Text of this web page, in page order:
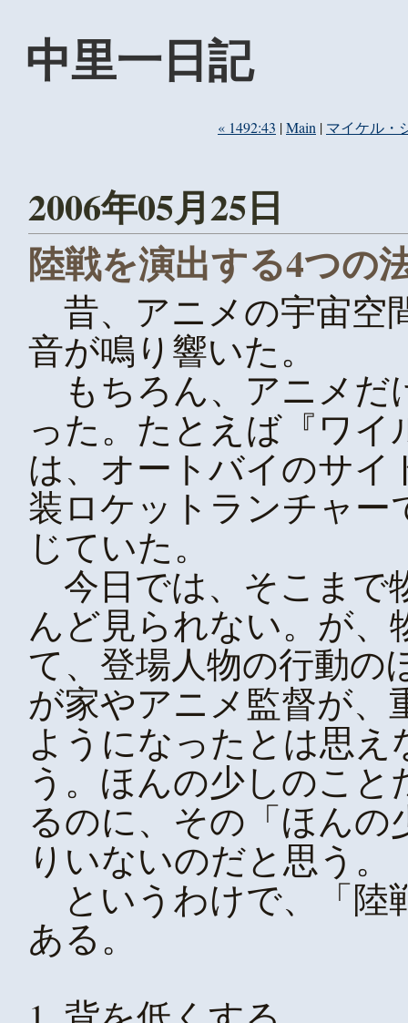
中里一日記
« 1492:43 |Main | マイケル・
2006年05月25日
陸戦を演出する4つの
昔、アニメの宇宙空
音が鳴り響いた。
もちろん、アニメだ
った。たとえば『ワ
は、オートバイのサイ
装ロケットランチャー
じていた。
今日では、そこまで
んど見られない。が
て、登場人物の行動の
が家やアニメ監督が、
ようになったとは思
う。ほんの少しのこ
るのに、その「ほん
りいないのだと思う。
というわけで、「陸
ある。